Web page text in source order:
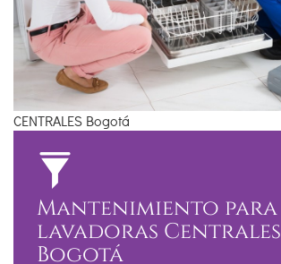
CENTRALES Bogotá
Mantenimiento para
lavadoras Centrales
Bogotá